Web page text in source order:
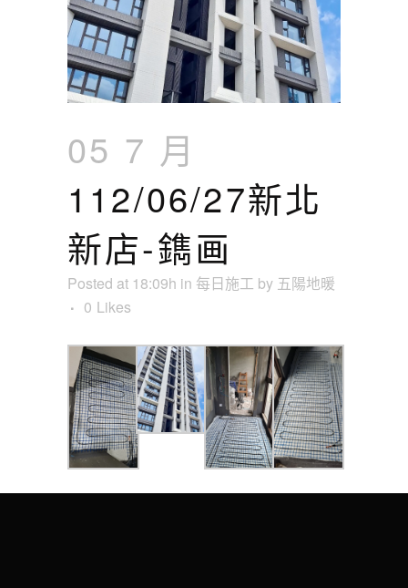
05 7 月
112/06/27新北
新店-鐫画
Posted at 18:09h in 每日施工 by 五陽地暖
0 Likes